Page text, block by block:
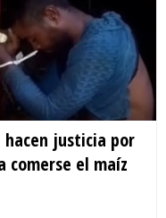
hacen justicia por
comerse el maíz